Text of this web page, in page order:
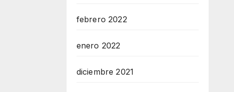
febrero 2022
enero 2022
diciembre 2021